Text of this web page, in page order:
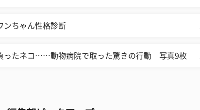
ンちゃん性格診断
ったネコ……動物病院で取った驚きの行動 写真9枚